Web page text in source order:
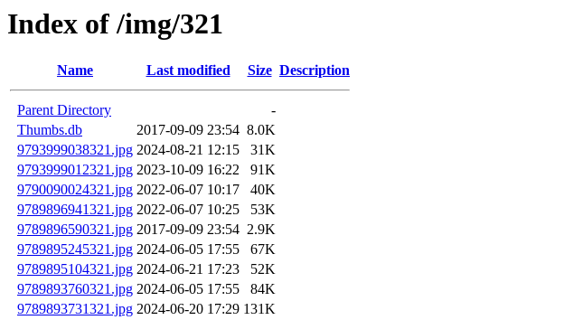
Index of /img/321
Name Last modified Size Description
Parent Directory
-
Thumbs.db
2017-09-09 23:54 8.0K
9793999038321.jpg 2024-08-21 12:15
31K
9793999012321.jpg 2023-10-09 16:22
91K
9790090024321.jpg 2022-06-07 10:17
40K
9789896941321.jpg 2022-06-07 10:25
53K
9789896590321.jpg 2017-09-09 23:54 2.9K
9789895245321.jpg 2024-06-05 17:55
67K
9789895104321.jpg 2024-06-21 17:23
52K
9789893760321.jpg 2024-06-05 17:55
84K
9789893731321.jpg 2024-06-20 17:29 131K